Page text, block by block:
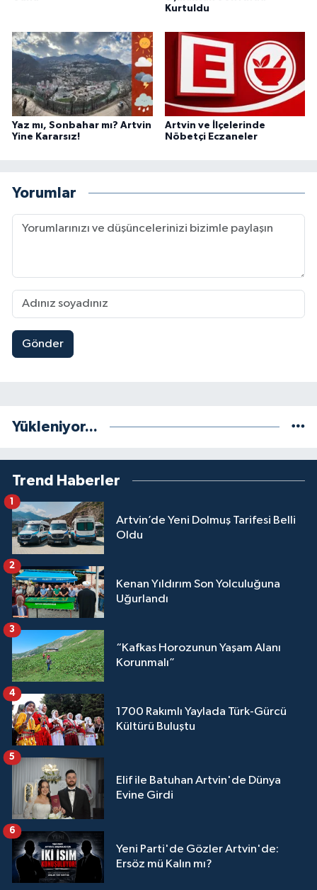
Kurtuldu
Yaz mı, Sonbahar mı? Artvin
Yine Kararsız!
Artvin ve İlçelerinde
Nöbetçi Eczaneler
Yorumlar
Gönder
Yükleniyor...
Trend Haberler
Artvin’de Yeni Dolmuş Tarifesi Belli
Oldu
1
Kenan Yıldırım Son Yolculuğuna
Uğurlandı
2
“Kafkas Horozunun Yaşam Alanı
Korunmalı”
3
1700 Rakımlı Yaylada Türk-Gürcü
Kültürü Buluştu
4
Elif ile Batuhan Artvin'de Dünya
Evine Girdi
5
Yeni Parti'de Gözler Artvin'de:
Ersöz mü Kalın mı?
6